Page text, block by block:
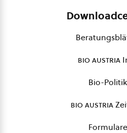
bio austria
Bio-Politik
bio austria
Formulare